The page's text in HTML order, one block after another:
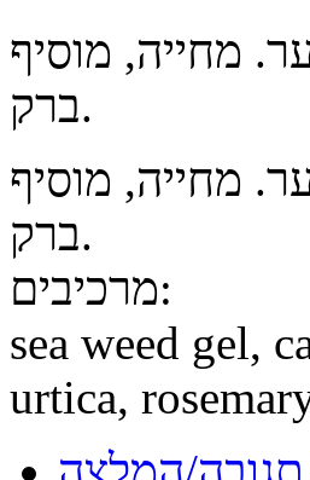
מחייה, מוסיף
ברק.
מחייה, מוסיף
ברק.
מרכיבים:
sea weed gel,
urtica,